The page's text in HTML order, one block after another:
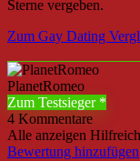
Sterne vergeben.
Zum Gay Dating
PlanetRomeo
Zum Testsieger
4 Kommentare
Alle anzeigen Hilfreich
Bewertung hinzufügen